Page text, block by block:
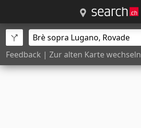
Feedback | Zur alten Karte wechseln